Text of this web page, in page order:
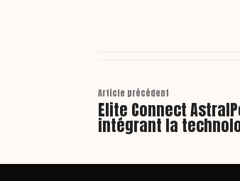
Article précédent
Elite Connect
intégrant la